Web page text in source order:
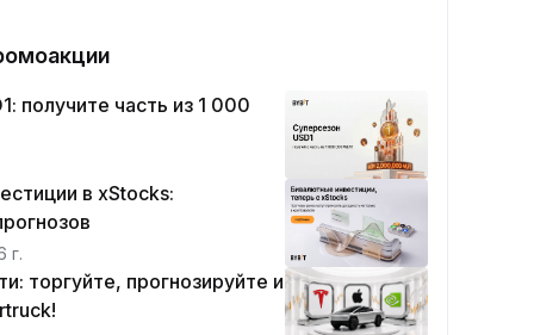
получите часть из 1 000
в xStocks:
г.
торгуйте, прогнозируйте и